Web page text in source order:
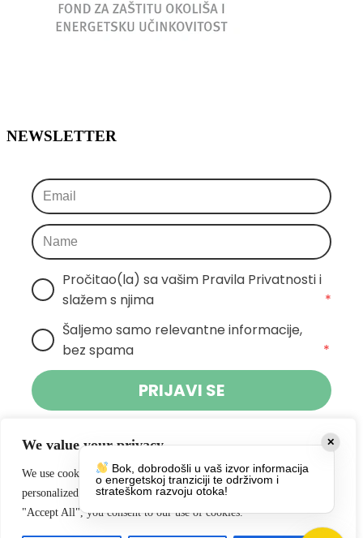
We value your privacy
We use cookies to enhance your browsing experience, serve
personalized ads or content, and analyze our traffic. By clicking
"Accept All", you consent to our use of cookies.
NEWSLETTER
Pročitao(la) sa vašim Pravila Privatnosti i
slažem s njima
*
Šaljemo samo relevantne informacije,
bez spama
*
PRIJAVI SE
Klikom na gumb dajete suglasnost za primanje novosti Pokreta
Otoka te se slažete s
Društvene mreže
https://www.facebook.com/PokretOtoka
✕
Bok, dobrodošli u vaš izvor informacija
o energetskoj tranziciji te održivom i
strateškom razvoju otoka!